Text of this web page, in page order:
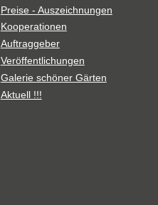
Preise - Auszeichnungen
Kooperationen
Auftraggeber
Veröffentlichungen
Galerie schöner Gärten
Aktuell !!!